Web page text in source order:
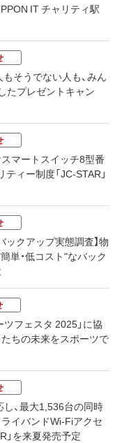
IT チャリティ駅
そうでない人も、みん
たプレゼントキャン
マートスイッチ8型番
ィー制度「JC-STAR」
ックアップ実態調査】物
単・低コスト"なバック
ツフェスタ 2025」に協
ちの未来をスポーツで
し、最大1,536台の同時
イバンドWi-Fiアクセ
」を来夏発売予定